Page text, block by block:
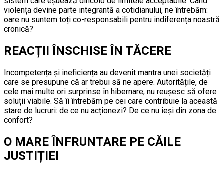
violența devine parte integrantă a cotidianului, ne întrebăm:
oare nu suntem toți co-responsabili pentru indiferența noastră
cronică?
REACȚII ÎNSCHISE ÎN TĂCERE
Incompetența și ineficiența au devenit mantra unei societăți
care se presupune că ar trebui să ne apere. Autoritățile, de
cele mai multe ori surprinse în hibernare, nu reușesc să ofere
soluții viabile. Să îi întrebăm pe cei care contribuie la această
stare de lucruri: de ce nu acționezi? De ce nu ieși din zona de
confort?
O MARE ÎNFRUNTARE PE CĂILE
JUSTIȚIEI